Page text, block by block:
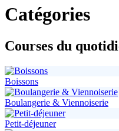
Catégories
Courses du
Boissons
Boulangerie & Viennoiserie
Petit-déjeuner